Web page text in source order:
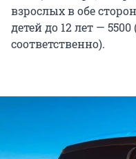
взрослых в обе
детей до 12 лет —
соответственно).